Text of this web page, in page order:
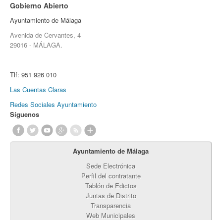
Gobierno Abierto
Ayuntamiento de Málaga
Avenida de Cervantes, 4
29016 - MÁLAGA.
Tlf: 951 926 010
Las Cuentas Claras
Redes Sociales Ayuntamiento
Síguenos
Ayuntamiento de Málaga
Sede Electrónica
Perfil del contratante
Tablón de Edictos
Juntas de Distrito
Transparencia
Web Municipales